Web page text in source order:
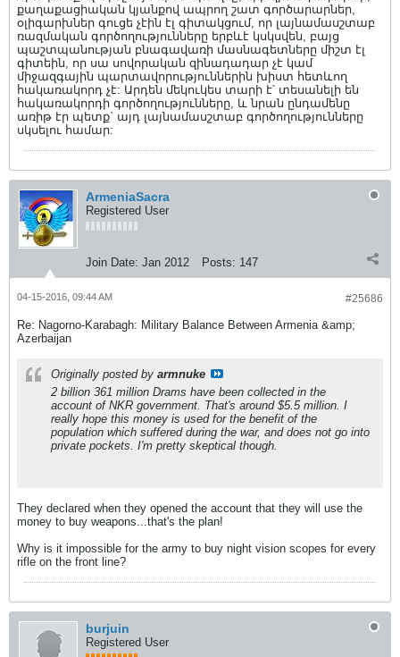
քաղաքացիական կյանքով ապրող շատ գործարարներ,
օլիգարխներ գուցե չէին էլ գիտակցում, որ լայնամասշտաբ
ռազմական գործողությունները երբևէ կսկսվեն, բայց
պաշտպանության բնագավառի մասնագետները միշտ էլ
գիտեին, որ սա սովորական զինադադար չէ կամ
միջազգային պարտավորություններին խիստ հետևող
հակառակորդ չէ: Արդեն մեկուկես տարի է՝ տեսանելի են
հակառակորդի գործողությունները, և նրան ընդամենը
առիթ էր պետք` այդ լայնամասշտաբ գործողությունները
սկսելու համար:
ArmeniaSacra
Registered User
Join Date: Jan 2012 Posts: 147
#25686
04-15-2016, 09:44 AM
Re: Nagorno-Karabagh: Military Balance Between Armenia &amp;
Azerbaijan
Originally posted by armnuke
2 billion 361 million Drams have been collected in the
account of NKR government. That's around $5.5 million. I
really hope this money is used for the benefit of the
population which suffered during the war, and does not go into
private pockets. I'm pretty skeptical though.
They declared when they opened the account that they will use the
money to buy weapons...that's the plan!
Why is it impossible for the army to buy night vision scopes for every
rifle on the front line?
burjuin
Registered User